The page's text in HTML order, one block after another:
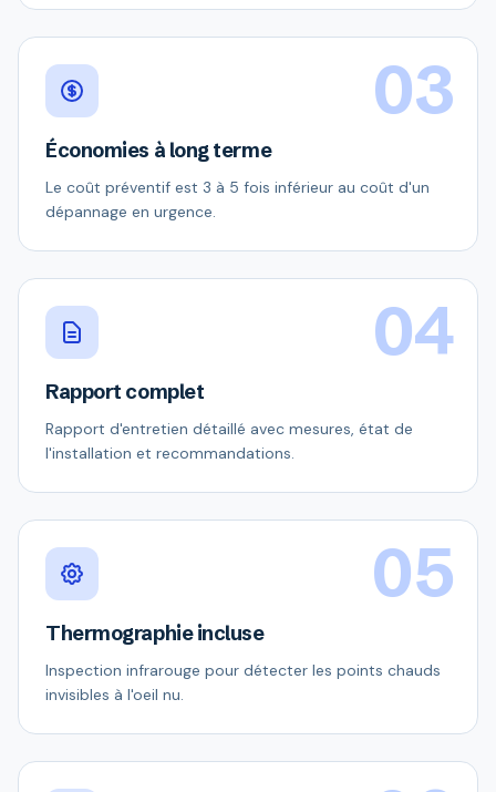
03
Économies à long terme
Le coût préventif est 3 à 5 fois inférieur au coût d'un
dépannage en urgence.
04
Rapport complet
Rapport d'entretien détaillé avec mesures, état de
l'installation et recommandations.
05
Thermographie incluse
Inspection infrarouge pour détecter les points chauds
invisibles à l'oeil nu.